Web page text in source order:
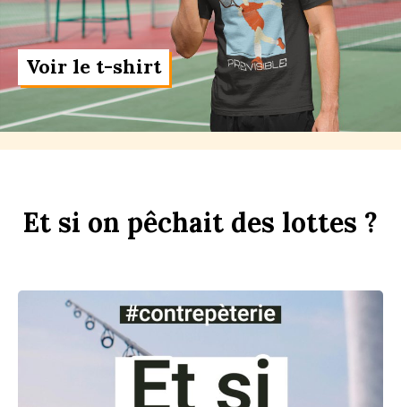
Voir le t-shirt
Et si on pêchait des lottes ?